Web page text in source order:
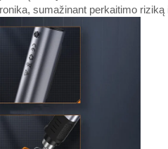
sumažinant perkaitimo riziką